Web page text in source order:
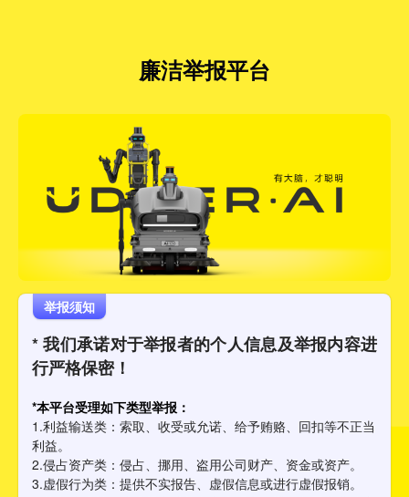
廉洁举报平台
举报须知
* 我们承诺对于举报者的个人信息及举报内容进
行严格保密！
*本平台受理如下类型举报：
1.利益输送类：索取、收受或允诺、给予贿赂、回扣等不正当
利益。
2.侵占资产类：侵占、挪用、盗用公司财产、资金或资产。
3.虚假行为类：提供不实报告、虚假信息或进行虚假报销。